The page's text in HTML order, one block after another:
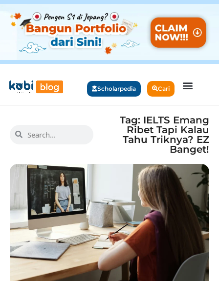
Scholarpedia Cari
Tag: IELTS Emang
Ribet Tapi Kalau
Tahu Triknya? EZ
Banget!